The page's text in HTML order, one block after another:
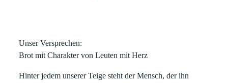
Unser Versprechen:
Brot mit Charakter von Leuten mit Herz
Hinter jedem unserer Teige steht der Mensch, der ihn